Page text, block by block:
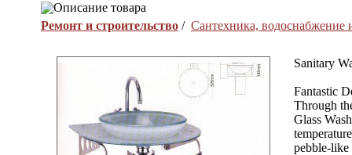
Описание товара
Ремонт и строительство / Сантехника, водоснабжение
Sanitary
Fantastic
Through
Glass
pebble-like